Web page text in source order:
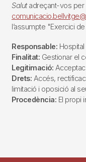
Salutadreçant-vos per
l’assumpte "Exercici
Responsable:
Finalitat: Gestionar el
Legitimació:
Drets: Accés,
limitació i oposició al
Procedència: El propi